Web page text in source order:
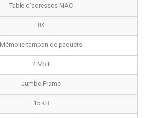
Table d'adresses MAC
8K
Mémoire tampon de paquets
4 Mbit
Jumbo Frame
15 KB